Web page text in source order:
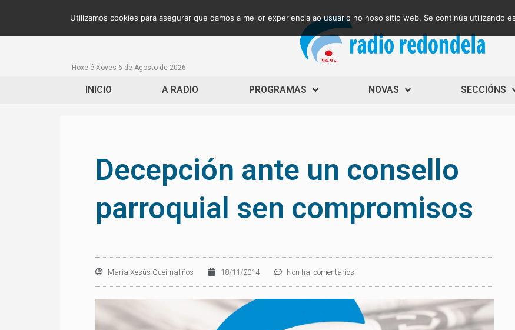
Hoxe é Xoves 6 de Agosto de 2026
INICIO A RADIO PROGRAMAS NOVAS SECCIÓNS
Decepción ante un consello
parroquial sen compromisos
Maria Xesús Queimaliños 18/11/2014 Non hai comentarios
Utilizamos cookies para asegurar que damos a mellor experiencia ao usuario no noso sitio web. Se continúa utilizando